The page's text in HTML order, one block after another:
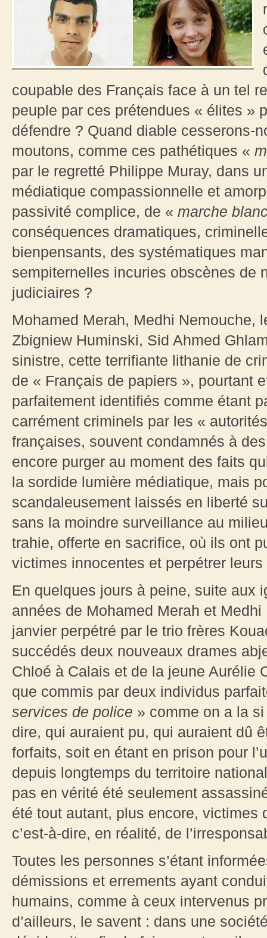
coupable des Français face à un tel
peuple par ces prétendues « élites »
défendre ? Quand diable cesserons-
moutons, comme ces pathétiques «
par le regretté Philippe Muray, dans
médiatique compassionnelle et
passivité complice, de « marche
conséquences dramatiques,
bienpensants, des systématiques
sempiternelles incuries obscènes de
judiciaires ?
Mohamed Merah, Medhi Nemouche,
Zbigniew Huminski, Sid Ahmed
sinistre, cette terrifiante lithanie de
de « Français de papiers », pourtant
parfaitement identifiés comme étant
carrément criminels par les «
françaises, souvent condamnés à
encore purger au moment des faits
la sordide lumière médiatique, mais
scandaleusement laissés en liberté
sans la moindre surveillance au
trahie, offerte en sacrifice, où ils ont
victimes innocentes et perpétrer
En quelques jours à peine, suite aux
années de Mohamed Merah et
janvier perpétré par le trio frères
succédés deux nouveaux drames
Chloé à Calais et de la jeune Aurélie
que commis par deux individus
services de police » comme on a la
dire, qui auraient pu, qui auraient dû
forfaits, soit en étant en prison pour
depuis longtemps du territoire
pas en vérité été seulement
été tout autant, plus encore, victimes
c’est-à-dire, en réalité, de
Toutes les personnes s’étant
démissions et errements ayant
humains, comme à ceux intervenus
d’ailleurs, le savent : dans une